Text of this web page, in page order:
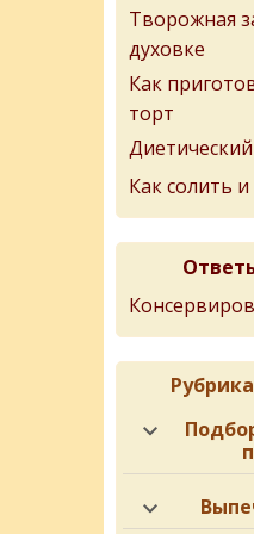
Творожная
духовке
Как
торт
Как солить